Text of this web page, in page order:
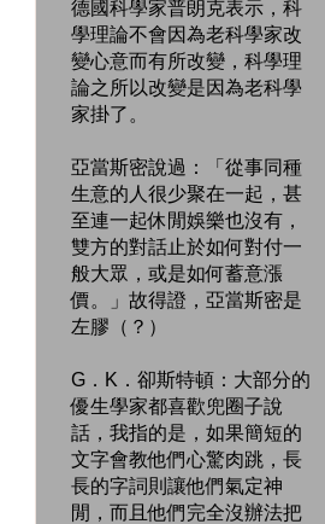
德國科學家普朗克表示，科
學理論不會因為老科學家改
變心意而有所改變，科學理
論之所以改變是因為老科學
家掛了。
亞當斯密說過：「從事同種
生意的人很少聚在一起，甚
至連一起休閒娛樂也沒有，
雙方的對話止於如何對付一
般大眾，或是如何蓄意漲
價。」故得證，亞當斯密是
左膠（？）
G．K．卻斯特頓：大部分的
優生學家都喜歡兜圈子說
話，我指的是，如果簡短的
文字會教他們心驚肉跳，長
長的字詞則讓他們氣定神
閒，而且他們完全沒辦法把